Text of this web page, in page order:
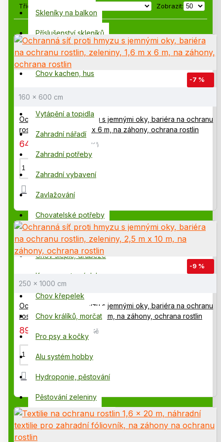
Skleníky na balkon
Příslušenství skleníků
Fóliovníky, pařeniště
Chov kachen, hus
Pěstování na balkoně
Vytápění a topidla
Zahradní nářadí
Zahradní potřeby
Zahradní vybavení
Zavlažování
Chovatelské potřeby
Zavlažovací systémy
Chov slepic, drůbeže
Komponenty závlahy
Chov křepelek
Chov králíků, morčat
Pro psy a kočky
Alu systém hobby
Hydroponie, pěstování
Pěstování zeleniny
Hydroponické potřeby
Výprodej, rozbaleno
výborné izolační vlastnosti a poskytují rostlinám
dostatek světla.
Tříděno podle: Zobrazit:
-7 %
160 x 600 cm
Ochranná síť proti hmyzu s jemnými oky, bariéra na ochranu
rostlin, zeleniny, 1,6 m x 6 m, na záhony, ochrana rostlin
645,00 Kč 695,00 Kč
-9 %
250 x 1000 cm
Ochranná síť proti hmyzu s jemnými oky, bariéra na ochranu
rostlin, zeleniny, 2,5 m x 10 m, na záhony, ochrana rostlin
895,00 Kč 985,00 Kč